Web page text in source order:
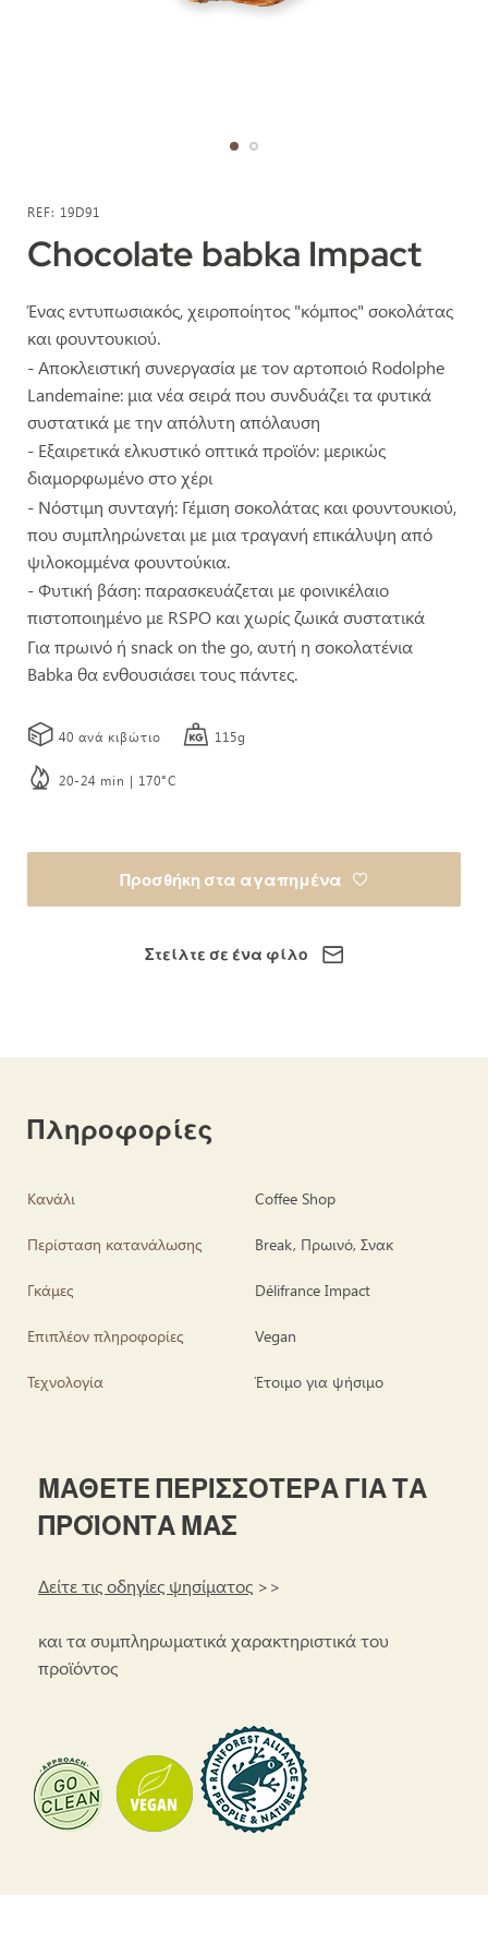
στην
αρχή
της
εικόνων
REF 19D91
Chocolate babka Impact
Ένας εντυπωσιακός, χειροποίητος "κόμπος" σοκολάτας
και φουντουκιού.
- Αποκλειστική συνεργασία με τον αρτοποιό Rodolphe
Landemaine: μια νέα σειρά που συνδυάζει τα φυτικά
συστατικά με την απόλυτη απόλαυση
- Εξαιρετικά ελκυστικό οπτικά προϊόν: μερικώς
διαμορφωμένο στο χέρι
- Νόστιμη συνταγή: Γέμιση σοκολάτας και φουντουκιού,
που συμπληρώνεται με μια τραγανή επικάλυψη από
ψιλοκομμένα φουντούκια.
- Φυτική βάση: παρασκευάζεται με φοινικέλαιο
πιστοποιημένο με RSPO και χωρίς ζωικά συστατικά
Για πρωινό ή snack on the go, αυτή η σοκολατένια
Babka θα ενθουσιάσει τους πάντες.
40 ανά κιβώτιο 115g
20-24 min | 170°C
Προσθήκη στα αγαπημένα
Στείλτε σε ένα φίλο
Πληροφορίες
Κανάλι Coffee Shop
Περίσταση κατανάλωσης Break, Πρωινό, Σνακ
Γκάμες Délifrance Impact
Επιπλέον πληροφορίες Vegan
Τεχνολογία Έτοιμο για ψήσιμο
ΜΑΘΕΤΕ ΠΕΡΙΣΣΟΤΕΡΑ ΓΙΑ ΤΑ
ΠΡΟΪΟΝΤΑ ΜΑΣ
Δείτε τις οδηγίες ψησίματος >>
και τα συμπληρωματικά χαρακτηριστικά του
προϊόντος